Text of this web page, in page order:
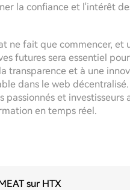
la confiance et l'intérêt
ne fait que commencer, et
futures sera essentiel
transparence et à une
dans le web
passionnés et
en temps réel.
sur HTX